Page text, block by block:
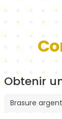
Obtenir